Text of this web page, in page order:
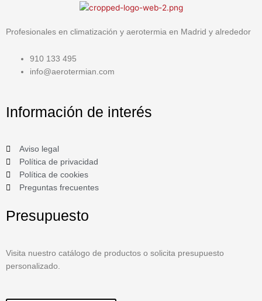
Profesionales en climatización y aerotermia en Madrid y alrededor
910 133 495
info@aerotermian.com
Información de interés
Aviso legal
Política de privacidad
Política de cookies
Preguntas frecuentes
Presupuesto
Visita nuestro catálogo de productos o solicita presupuesto
personalizado.